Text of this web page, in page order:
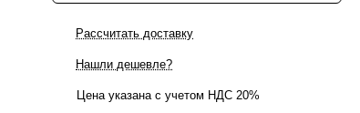
Рассчитать доставку
Нашли дешевле?
Цена указана с учетом НДС 20%